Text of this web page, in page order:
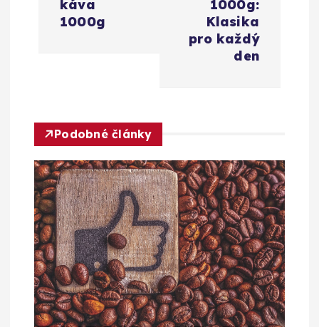
e
p
r
o
p
ř
káva
1000g
1000g:
Klasika
pro každý
den
Podobné články